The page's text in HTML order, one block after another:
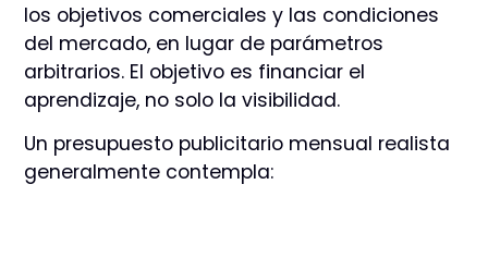
los objetivos comerciales y las condiciones
del mercado, en lugar de parámetros
arbitrarios. El objetivo es financiar el
aprendizaje, no solo la visibilidad.
Un presupuesto publicitario mensual realista
generalmente contempla: